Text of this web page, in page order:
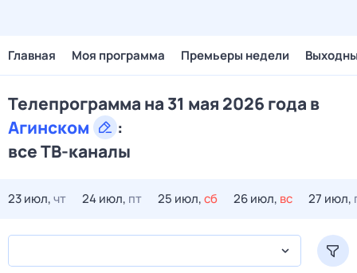
Главная Моя программа Премьеры недели
Телепрограмма на 31 мая 2026 года в
Агинском
:
все ТВ-каналы
23 июл,чт 24 июл, пт 25 июл,сб 26 июл, вс 27 июл,